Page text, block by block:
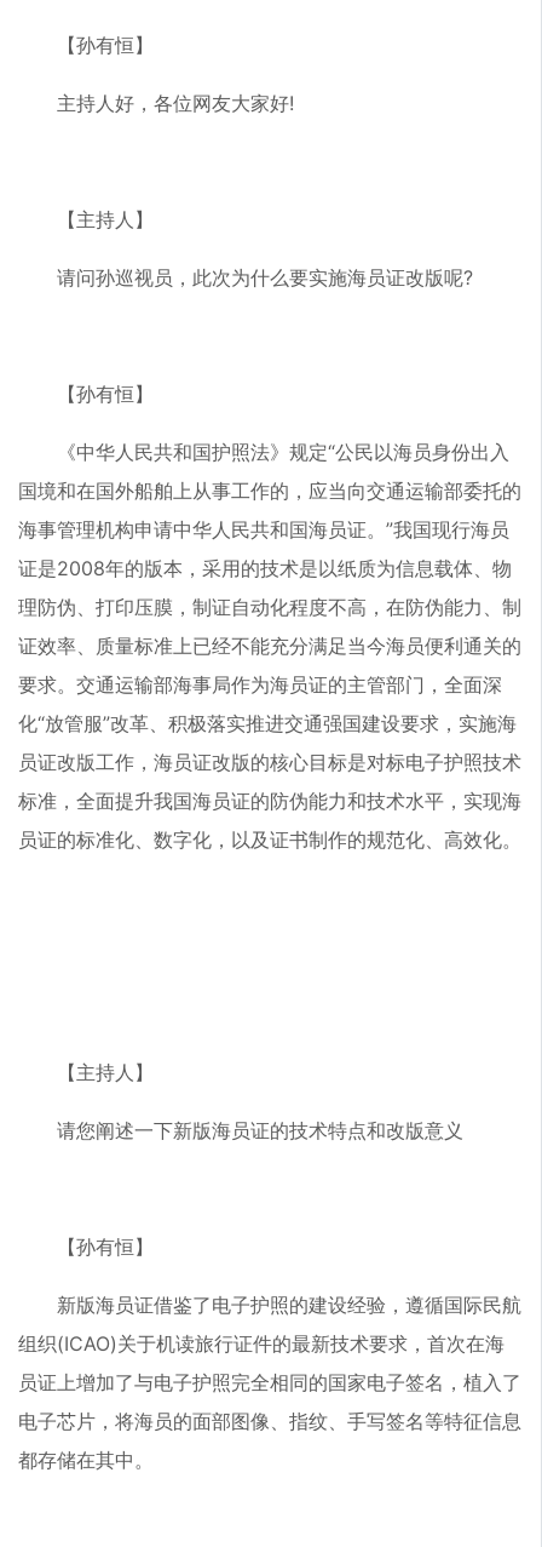
【孙有恒】
主持人好，各位网友大家好!
【主持人】
请问孙巡视员，此次为什么要实施海员证改版呢?
【孙有恒】
《中华人民共和国护照法》规定“公民以海员身份出入
国境和在国外船舶上从事工作的，应当向交通运输部委托的
海事管理机构申请中华人民共和国海员证。”我国现行海员
证是2008年的版本，采用的技术是以纸质为信息载体、物
理防伪、打印压膜，制证自动化程度不高，在防伪能力、制
证效率、质量标准上已经不能充分满足当今海员便利通关的
要求。交通运输部海事局作为海员证的主管部门，全面深
化“放管服”改革、积极落实推进交通强国建设要求，实施海
员证改版工作，海员证改版的核心目标是对标电子护照技术
标准，全面提升我国海员证的防伪能力和技术水平，实现海
员证的标准化、数字化，以及证书制作的规范化、高效化。
【主持人】
请您阐述一下新版海员证的技术特点和改版意义
【孙有恒】
新版海员证借鉴了电子护照的建设经验，遵循国际民航
组织(ICAO)关于机读旅行证件的最新技术要求，首次在海
员证上增加了与电子护照完全相同的国家电子签名，植入了
电子芯片，将海员的面部图像、指纹、手写签名等特征信息
都存储在其中。